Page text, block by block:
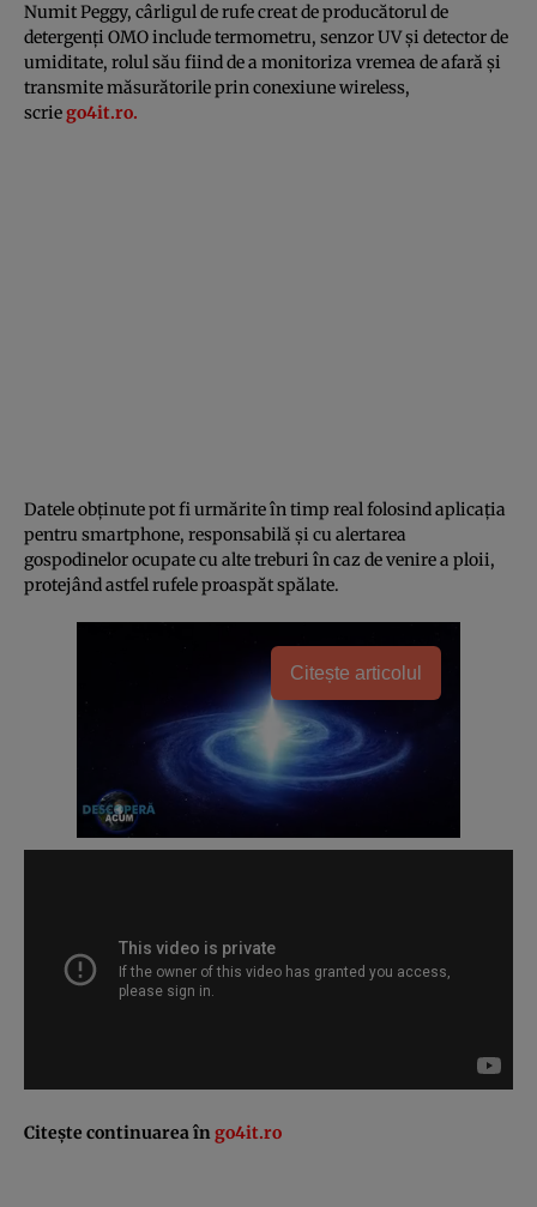
Numit Peggy, cârligul de rufe creat de producătorul de
detergenţi OMO include termometru, senzor UV şi detector de
umiditate, rolul său fiind de a monitoriza vremea de afară şi
transmite măsurătorile prin conexiune wireless,
scriego4it.ro.
Datele obţinute pot fi urmărite în timp real folosind aplicaţia
pentru smartphone, responsabilă şi cu alertarea
gospodinelor ocupate cu alte treburi în caz de venire a ploii,
protejând astfel rufele proaspăt spălate.
Citește articolul
Citeşte continuarea îngo4it.ro